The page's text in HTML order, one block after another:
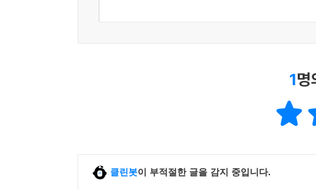
음악도 아니요, 우리가 이해 못 할 무언가도 아니
지구적 시민의 의미가 무엇인지를 이해하기에 이
저자는 믿는다. 윈턴 마설리스는 젊은 시절 많은
1명
클린봇이 부적절한 글을 감지 중입니다.